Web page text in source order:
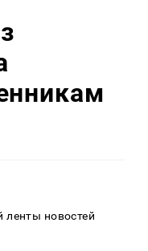
ленты новостей